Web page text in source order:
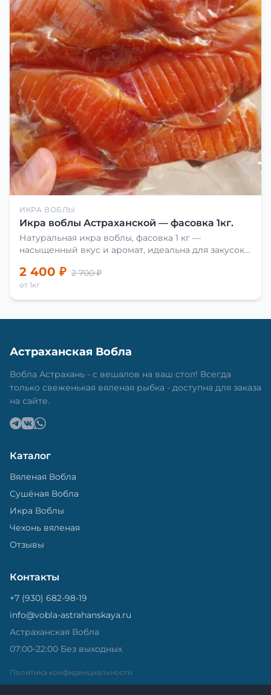
ИКРА ВОБЛЫ
Икра воблы Астраханской — фасовка 1кг.
Натуральная икра воблы, фасовка 1 кг —
насыщенный вкус и аромат, идеальна для закусок
2 400 ₽ 2 700 ₽
от 1кг
Астраханская Вобла
Вобла Астрахань - с вешалов на ваш стол! Всегда
только свеженькая вяленая рыбка - доступна для заказа
на сайте.
Каталог
Вяленая Вобла
Сушёная Вобла
Икра Воблы
Чехонь вяленая
Отзывы
Контакты
+7 (930) 682-98-19
info@vobla-astrahanskaya.ru
Астраханская Вобла
07:00-22:00 Без выходных
Политика конфиденциальности